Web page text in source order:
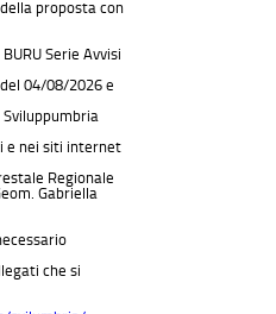
proposta con
Serie Avvisi
04/08/2026 e
e nei siti internet
Regionale
Gabriella
che si